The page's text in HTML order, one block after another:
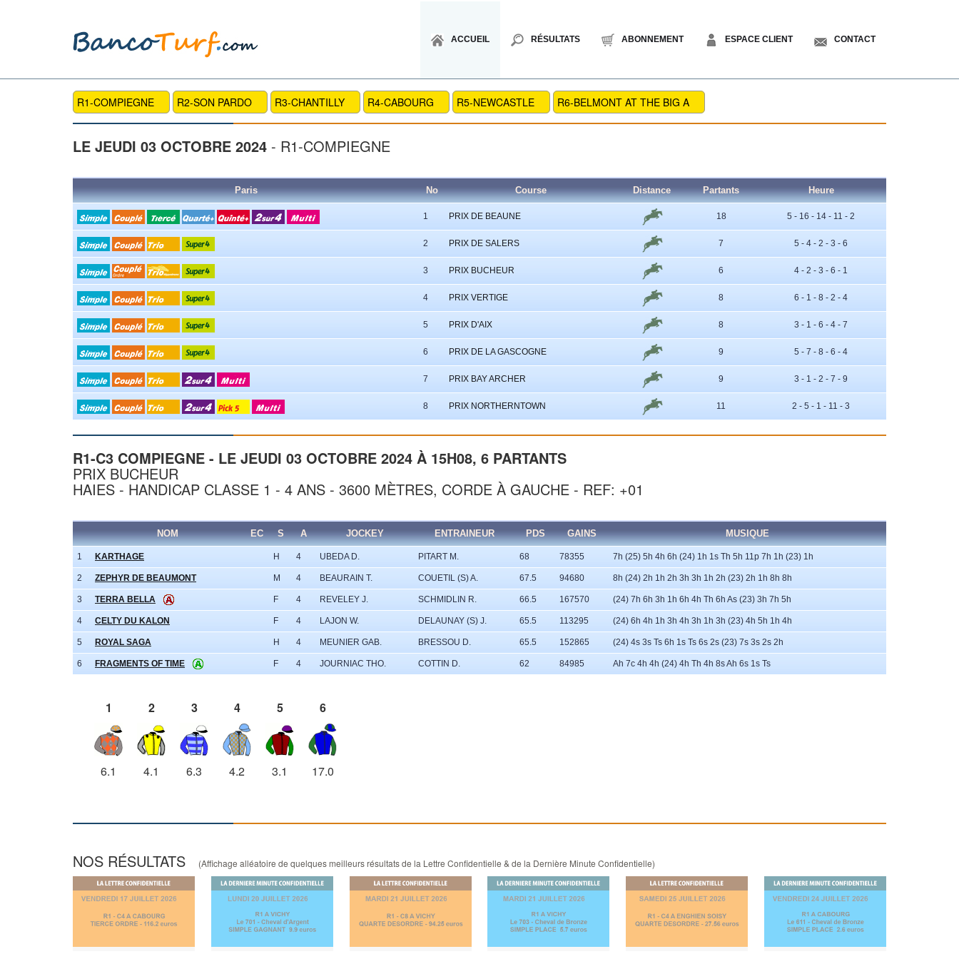
ACCUEIL RÉSULTATS ABONNEMENT ESPACE CLIENT CONTACT
R1-COMPIEGNE R2-SON PARDO R3-CHANTILLY R4-CABOURG R5-NEWCASTLE R6-BELMONT AT THE BIG A
LE JEUDI 03 OCTOBRE 2024 - R1-COMPIEGNE
Paris No Course Distance Partants Heure
1 PRIX DE BEAUNE 18 5 - 16 - 14 - 11 - 2
2 PRIX DE SALERS 7 5 - 4 - 2 - 3 - 6
3 PRIX BUCHEUR 6 4 - 2 - 3 - 6 - 1
4 PRIX VERTIGE 8 6 - 1 - 8 - 2 - 4
5 PRIX D'AIX 8 3 - 1 - 6 - 4 - 7
6 PRIX DE LA GASCOGNE 9 5 - 7 - 8 - 6 - 4
7 PRIX BAY ARCHER 9 3 - 1 - 2 - 7 - 9
8 PRIX NORTHERNTOWN 11 2 - 5 - 1 - 11 - 3
R1-C3 COMPIEGNE - LE JEUDI 03 OCTOBRE 2024 À 15H08, 6 PARTANTS
PRIX BUCHEUR
HAIES - HANDICAP CLASSE 1 - 4 ANS - 3600 MÈTRES, CORDE À GAUCHE - REF: +01
NOM EC S A JOCKEY ENTRAINEUR PDS GAINS MUSIQUE
1 KARTHAGE H 4 UBEDA D. PITART M. 68 78355 7h (25) 5h 4h 6h (24) 1h 1s Th 5h 11p 7h 1h (23) 1h
2 ZEPHYR DE BEAUMONT M 4 BEAURAIN T. COUETIL (S) A. 67.5 94680 8h (24) 2h 1h 2h 3h 3h 1h 2h (23) 2h 1h 8h 8h
3 TERRA BELLA F 4 REVELEY J. SCHMIDLIN R. 66.5 167570 (24) 7h 6h 3h 1h 6h 4h Th 6h As (23) 3h 7h 5h
4 CELTY DU KALON F 4 LAJON W. DELAUNAY (S) J. 65.5 113295 (24) 6h 4h 1h 3h 4h 3h 1h 3h (23) 4h 5h 1h 4h
5 ROYAL SAGA H 4 MEUNIER GAB. BRESSOU D. 65.5 152865 (24) 4s 3s Ts 6h 1s Ts 6s 2s (23) 7s 3s 2s 2h
6 FRAGMENTS OF TIME F 4 JOURNIAC THO. COTTIN D. 62 84985 Ah 7c 4h 4h (24) 4h Th 4h 8s Ah 6s 1s Ts
1 2 3 4 5 6
6.1 4.1 6.3 4.2 3.1 17.0
NOS RÉSULTATS (Affichage alléatoire de quelques meilleurs résultats de la Lettre Confidentielle & de la Dernière Minute Confidentielle)